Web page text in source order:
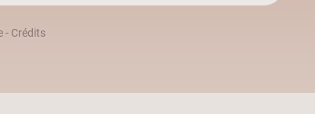
- Crédits